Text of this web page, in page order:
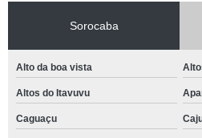
Sorocaba
Alto da boa vista
Altos do Itavuvu
Caguaçu